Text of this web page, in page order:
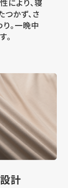
により、寝
かず、さ
。一晩中
。
計